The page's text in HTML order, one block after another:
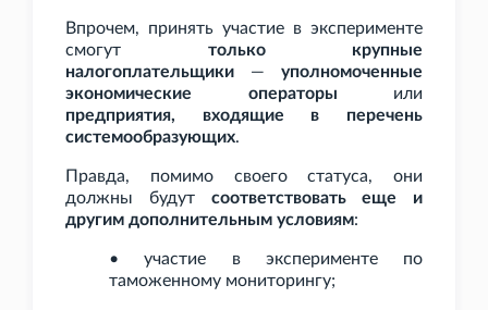
Впрочем, принять участие в эксперименте
смогут только крупные
налогоплательщики — уполномоченные
экономические операторы или
предприятия, входящие в перечень
системообразующих.
Правда, помимо своего статуса, они
должны будут соответствовать еще и
другим дополнительным условиям:
• участие в эксперименте по
таможенному мониторингу;